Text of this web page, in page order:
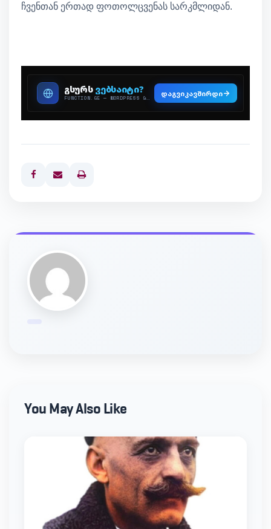
ჩვენთან ერთად ფოთოლცვენას სარკმლიდან.
Print
You May Also Like